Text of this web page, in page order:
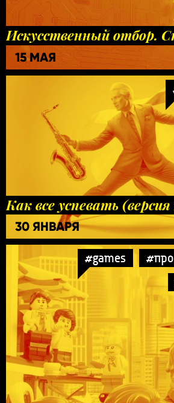
Искусственный отбор.
15 МАЯ
Как все успевать
30 ЯНВАРЯ
#games